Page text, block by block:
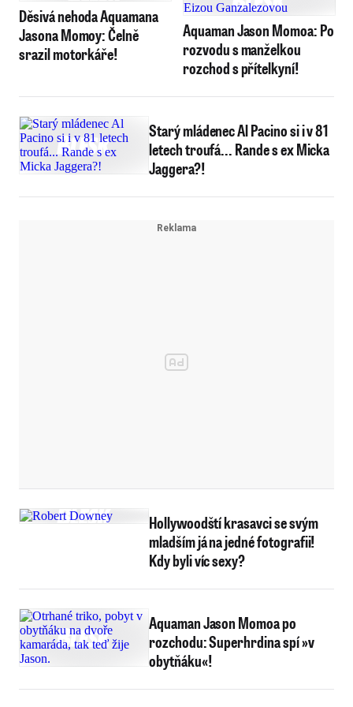
Děsivá nehoda Aquamana
Jasona Momoy: Čelně
srazil motorkáře!
Aquaman Jason Momoa: Po
rozvodu s manželkou
rozchod s přítelkyní!
Starý mládenec Al Pacino si i v 81
letech troufá... Rande s ex Micka
Jaggera?!
Hollywoodští krasavci se svým
mladším já na jedné fotografii!
Kdy byli víc sexy?
Aquaman Jason Momoa po
rozchodu: Superhrdina spí »v
obytňáku«!